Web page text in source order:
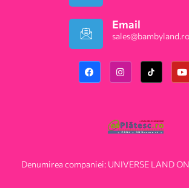
Email
sales@bambyland.ro​
Denumirea companiei: UNIVERSE LAND